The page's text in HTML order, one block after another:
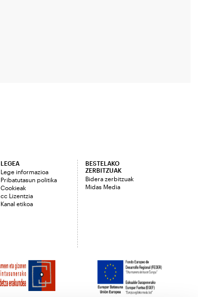
LEGEA
Lege informazioa
Pribatutasun politika
Cookieak
cc Lizentzia
Kanal etikoa
BESTELAKO
ZERBITZUAK
Bidera zerbitzuak
Midas Media